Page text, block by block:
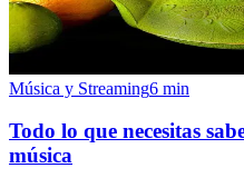
Música y Streaming6 min
Todo lo que necesitas
música